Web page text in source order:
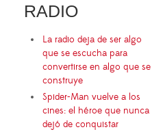
RADIO
La radio deja de ser algo
que se escucha para
convertirse en algo que se
construye
Spider-Man vuelve a los
cines: el héroe que nunca
dejó de conquistar